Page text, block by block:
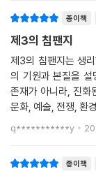
진 매우 유익하고 값
전망할 수 있는 기회
- 에드워드 O. 윌슨(
《제3의 침팬지》는
요한 것은 인류가 과
다. 언어를 이용하여
를 하고, 과거의 실수
이므로 널리 추천코자
종이책
제3의 침팬지
제3의 침팬지는 생
의 기원과 본질을 설
존재가 아니라, 진화
문화, 예술, 전쟁, 환
q***********y
종이책